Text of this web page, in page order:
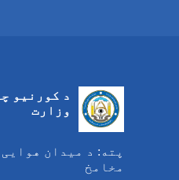
د کورنیو
وزارت
پته:
مخامخ